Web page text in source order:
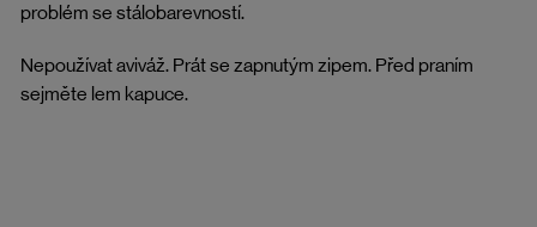
problém se stálobarevností.
Nepoužívat aviváž. Prát se zapnutým zipem. Před praním
sejměte lem kapuce.